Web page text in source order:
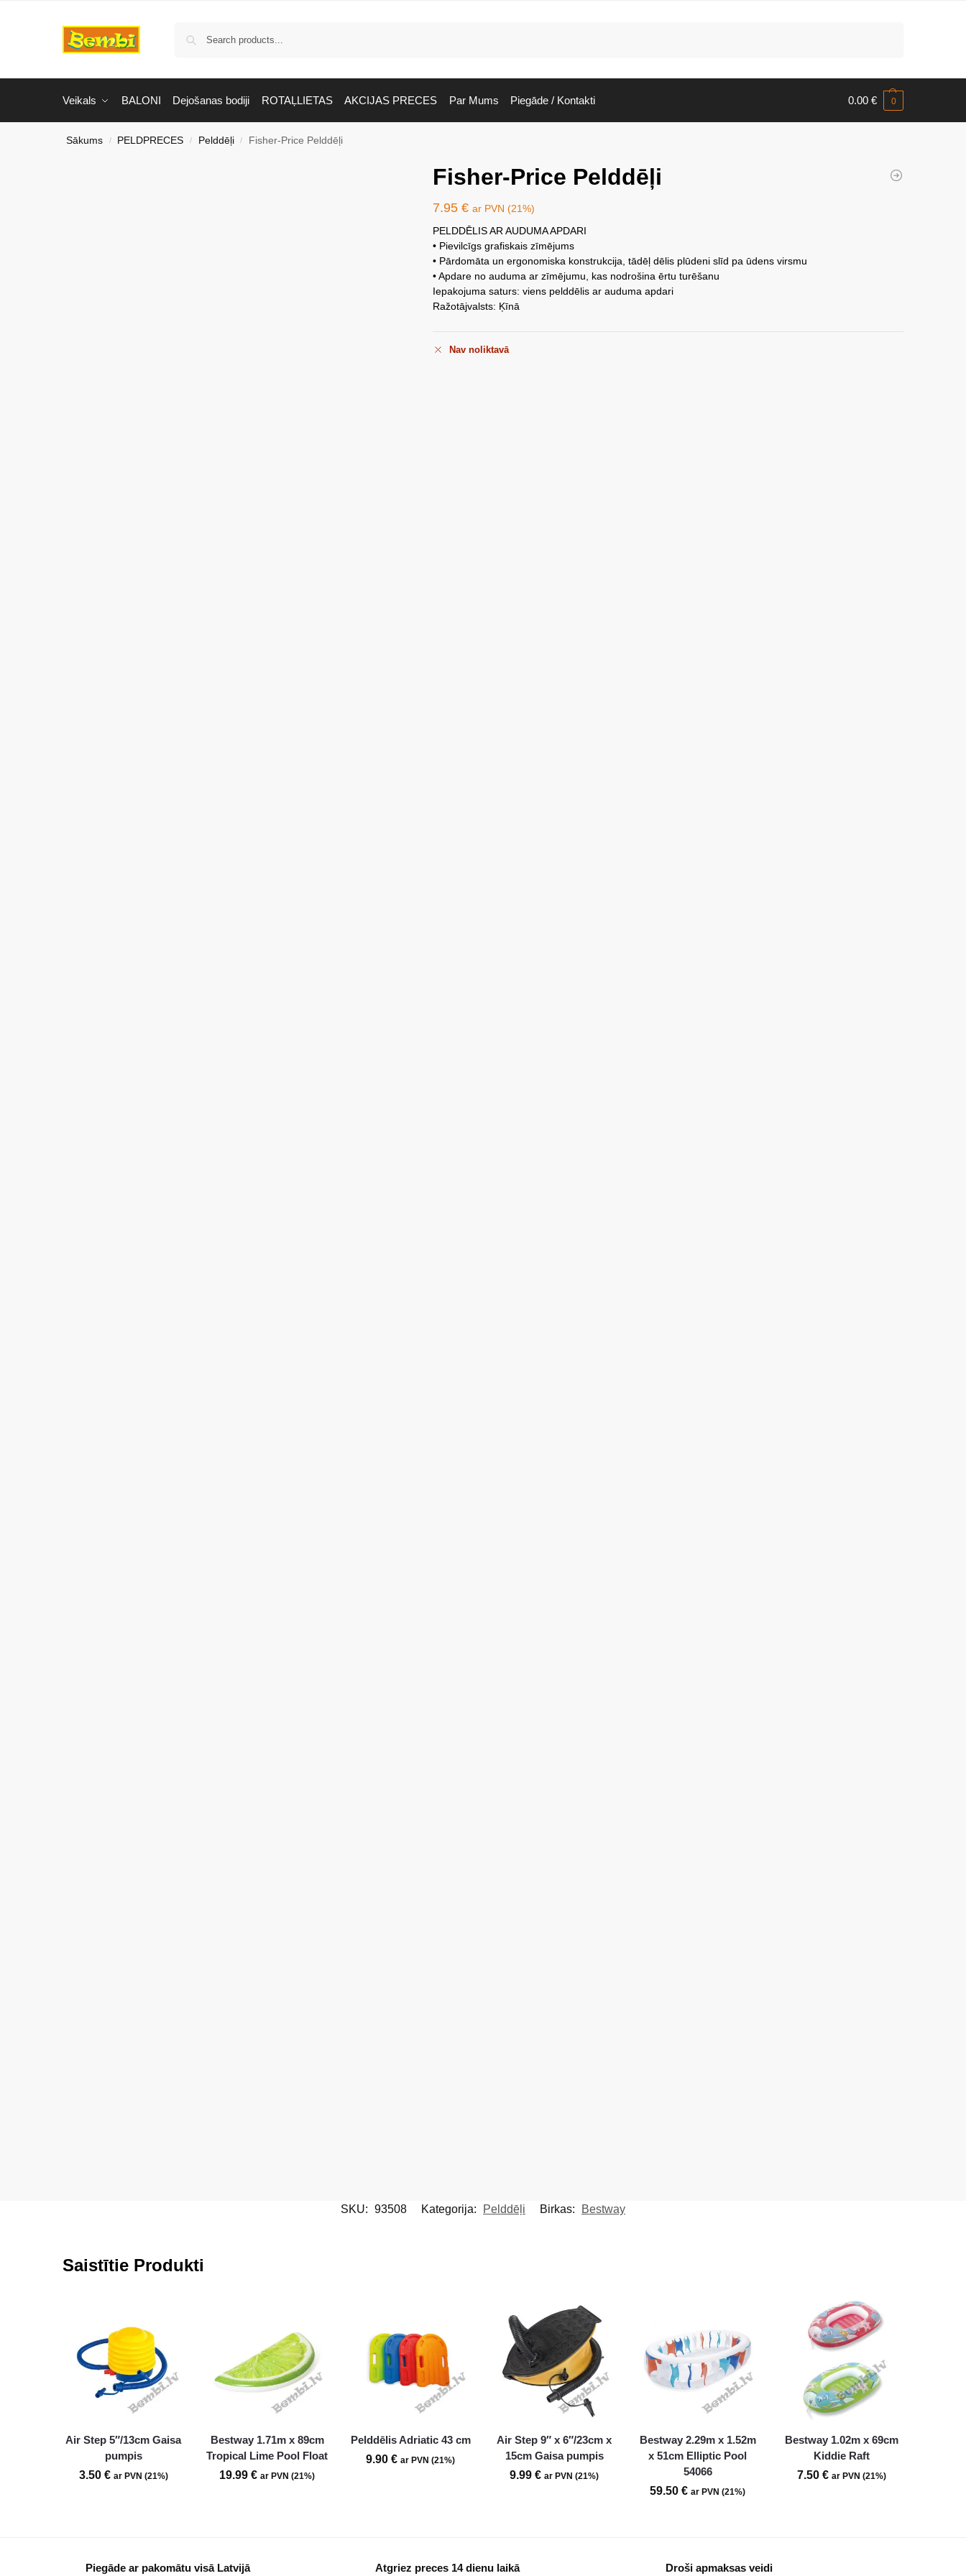
Veikals BALONI Dejošanas bodiji ROTAĻLIETAS AKCIJAS PRECES Par Mums Piegāde / Kontakti 0.00 € 0
Sākums / PELDPRECES / Pelddēļi / Fisher-Price Pelddēļi
Fisher-Price Pelddēļi
7.95 € ar PVN (21%)
PELDDĒLIS AR AUDUMA APDARI
• Pievilcīgs grafiskais zīmējums
• Pārdomāta un ergonomiska konstrukcija, tādēļ dēlis plūdeni slīd pa ūdens virsmu
• Apdare no auduma ar zīmējumu, kas nodrošina ērtu turēšanu
Iepakojuma saturs: viens pelddēlis ar auduma apdari
Ražotājvalsts: Ķīnā
Nav noliktavā
SKU: 93508 Kategorija: Pelddēļi Birkas: Bestway
Saistītie Produkti
Air Step 5″/13cm Gaisa
pumpis
3.50 € ar PVN (21%)
Bestway 1.71m x 89cm
Tropical Lime Pool Float
19.99€ ar PVN (21%)
Pelddēlis Adriatic 43 cm
9.90€ ar PVN (21%)
Air Step 9″ x 6″/23cm x
15cm Gaisa pumpis
9.99€ ar PVN (21%)
Bestway 2.29m x 1.52m
x 51cm Elliptic Pool
54066
59.50€ ar PVN (21%)
Bestway 1.02m x 69cm
Kiddie Raft
7.50 € ar PVN (21%)
Piegāde ar pakomātu visā Latvijā Atgriez preces 14 dienu laikā Droši apmaksas veidi